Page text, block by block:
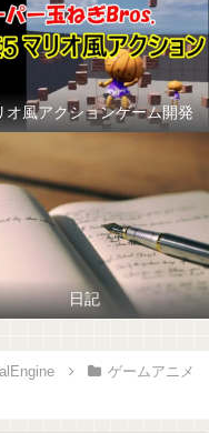
オ風アクションゲーム開発
日記
ゲームアニメ